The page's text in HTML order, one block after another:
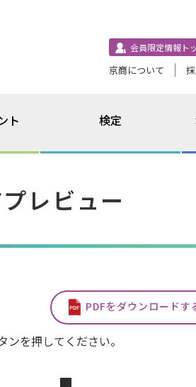
会員限定情報ト
京商について
ト 検定
レビュー
PDFをダウンロードす
を押してください。